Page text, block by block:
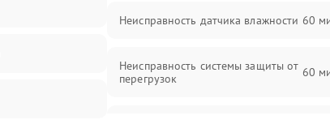
Неисправность датчика влажности 60
Неисправность системы защиты от
перегрузок
60